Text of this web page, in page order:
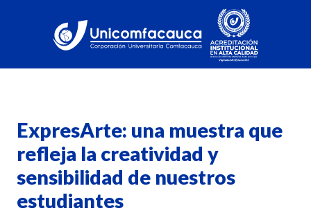
ExpresArte: una muestra que
refleja la creatividad y
sensibilidad de nuestros
estudiantes